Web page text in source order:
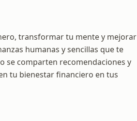
transformar tu mente y mejorar
humanas y sencillas que te
se comparten recomendaciones y
tu bienestar financiero en tus